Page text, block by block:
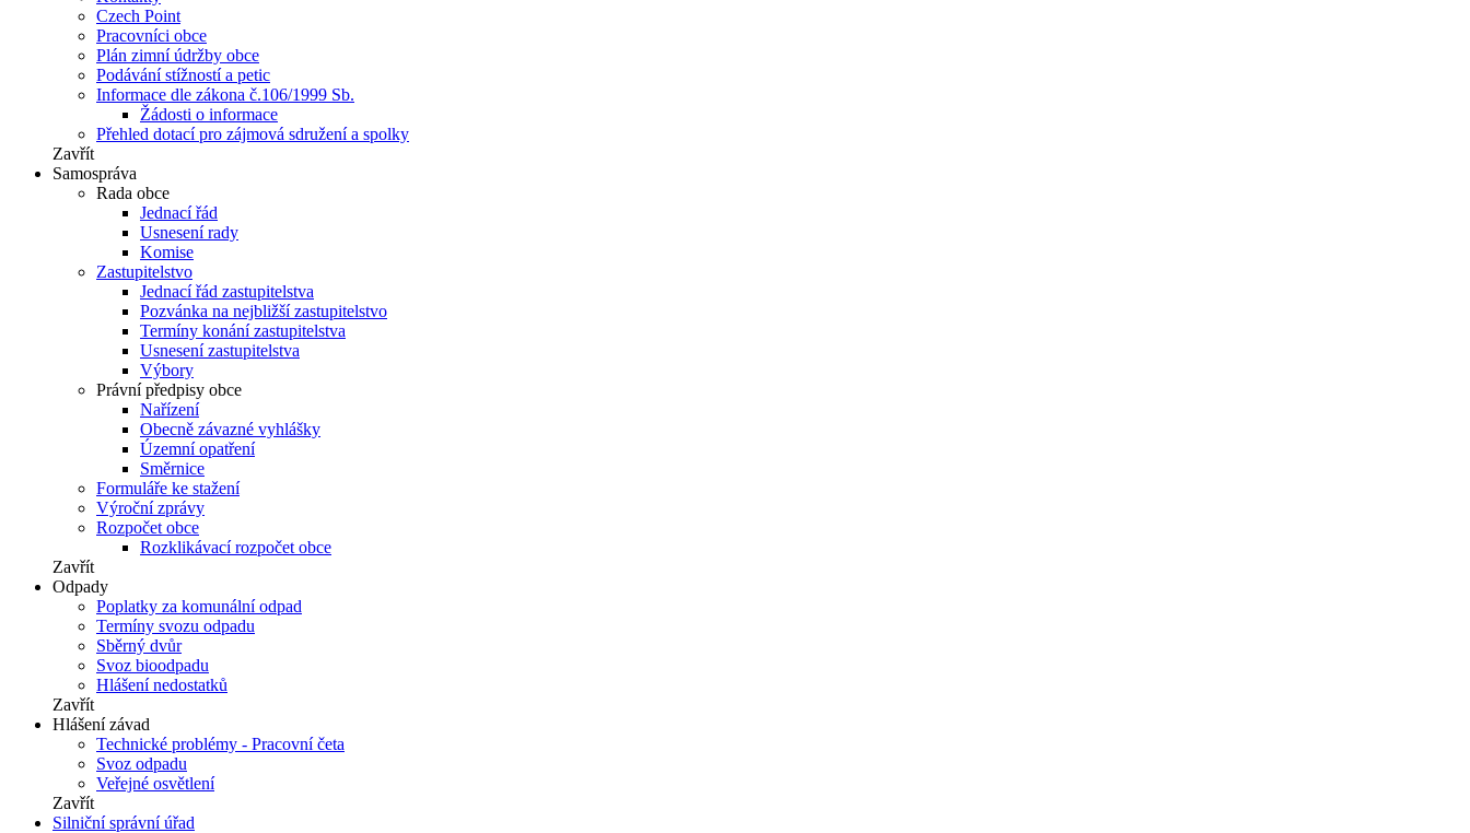
Czech Point
Pracovníci obce
Plán zimní údržby obce
Podávání stížností a petic
Informace dle zákona č.106/1999 Sb.
Žádosti o informace
Přehled dotací pro zájmová sdružení a spolky
Zavřít
Samospráva
Rada obce
Jednací řád
Usnesení rady
Komise
Zastupitelstvo
Jednací řád zastupitelstva
Pozvánka na nejbližší zastupitelstvo
Termíny konání zastupitelstva
Usnesení zastupitelstva
Výbory
Právní předpisy obce
Nařízení
Obecně závazné vyhlášky
Územní opatření
Směrnice
Formuláře ke stažení
Výroční zprávy
Rozpočet obce
Rozklikávací rozpočet obce
Zavřít
Odpady
Poplatky za komunální odpad
Termíny svozu odpadu
Sběrný dvůr
Svoz bioodpadu
Hlášení nedostatků
Zavřít
Hlášení závad
Technické problémy - Pracovní četa
Svoz odpadu
Veřejné osvětlení
Zavřít
Silniční správní úřad